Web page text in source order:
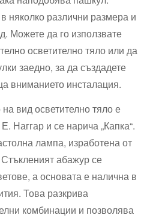
няколко различни размера и
Можете да го използвате
осветително тяло или да
заедно, за да създадете
вниманието инсталация.
вид осветително тяло е
Наггар и се нарича „Капка“.
лампа, изработена от
абажур се
а основата е налична в
Това разкрива
комбинации и позволява